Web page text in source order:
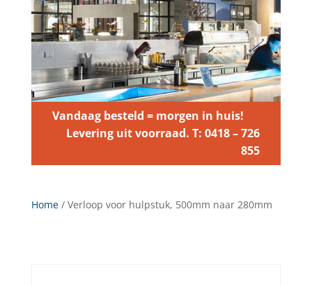
Vandaag besteld = morgen in huis!
Levering uit voorraad. T: 0418 – 726
855
Home/ Verloop voor hulpstuk, 500mm naar 280mm